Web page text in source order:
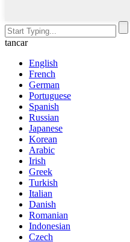
tancar
English
French
German
Portuguese
Spanish
Russian
Japanese
Korean
Arabic
Irish
Greek
Turkish
Italian
Danish
Romanian
Indonesian
Czech